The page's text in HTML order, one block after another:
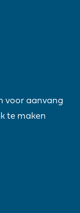
voor aanvang
te maken